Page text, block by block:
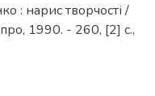
: нарис творчості /
1990. - 260, [2] с.,